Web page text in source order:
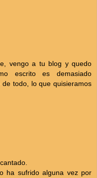
vengo a tu blog y quedo
escrito es demasiado
todo, lo que quisieramos
ha sufrido alguna vez por